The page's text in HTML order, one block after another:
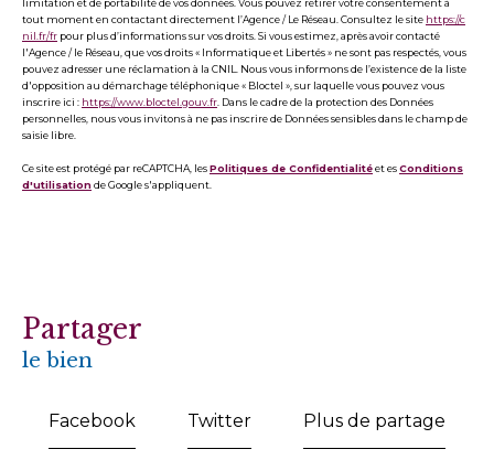
limitation et de portabilité de vos données. Vous pouvez retirer votre consentement à
tout moment en contactant directement l’Agence / Le Réseau. Consultez le site https://c
nil.fr/fr pour plus d’informations sur vos droits. Si vous estimez, après avoir contacté
l'Agence / le Réseau, que vos droits « Informatique et Libertés » ne sont pas respectés, vous
pouvez adresser une réclamation à la CNIL. Nous vous informons de l’existence de la liste
d'opposition au démarchage téléphonique « Bloctel », sur laquelle vous pouvez vous
inscrire ici : https://www.bloctel.gouv.fr . Dans le cadre de la protection des Données
personnelles, nous vous invitons à ne pas inscrire de Données sensibles dans le champ de
saisie libre.
Ce site est protégé par reCAPTCHA, lesPolitiques de Confidentialitéet esConditions
d'utilisationde Google s'appliquent.
partager
le bien
Facebook Twitter Plus de partage